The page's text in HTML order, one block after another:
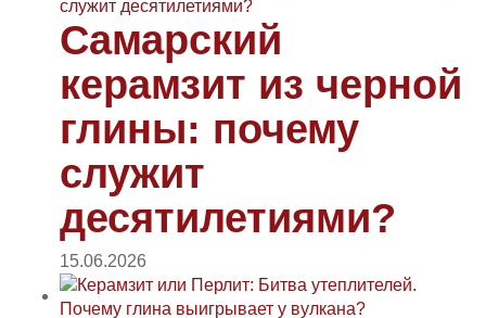
Самарский
керамзит из черной
глины: почему
служит
десятилетиями?
15.06.2026